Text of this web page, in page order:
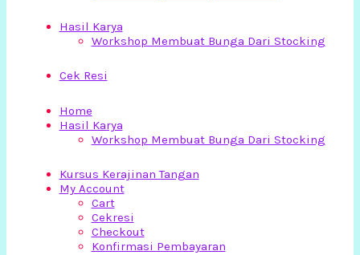
Hasil Karya
Workshop Membuat Bunga Dari Stocking
Cek Resi
Home
Hasil Karya
Workshop Membuat Bunga Dari Stocking
Kursus Kerajinan Tangan
My Account
Cart
Cekresi
Checkout
Konfirmasi Pembayaran